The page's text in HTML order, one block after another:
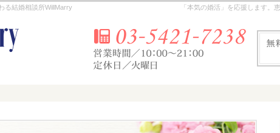
「本気の婚活」を応援します。
る結婚相談所WillMarry